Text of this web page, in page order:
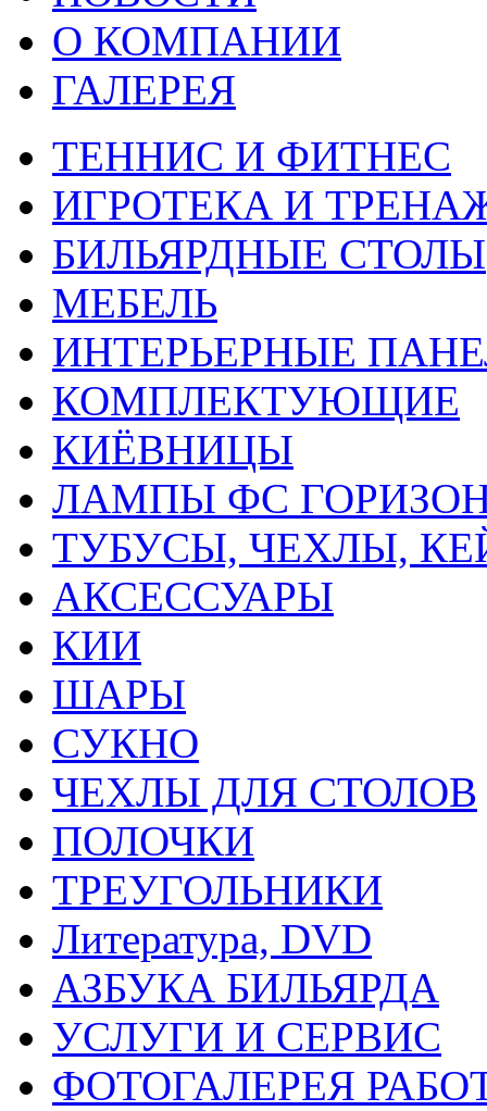
О КОМПАНИИ
ГАЛЕРЕЯ
ТЕННИС И ФИТНЕС
ИГРОТЕКА И
БИЛЬЯРДНЫЕ СТОЛЫ
МЕБЕЛЬ
ИНТЕРЬЕРНЫЕ
КОМПЛЕКТУЮЩИЕ
КИЁВНИЦЫ
ЛАМПЫ ФС
ТУБУСЫ, ЧЕХЛЫ,
АКСЕССУАРЫ
КИИ
ШАРЫ
СУКНО
ЧЕХЛЫ ДЛЯ СТОЛОВ
ПОЛОЧКИ
ТРЕУГОЛЬНИКИ
Литература, DVD
АЗБУКА БИЛЬЯРДА
УСЛУГИ И СЕРВИС
ФОТОГАЛЕРЕЯ